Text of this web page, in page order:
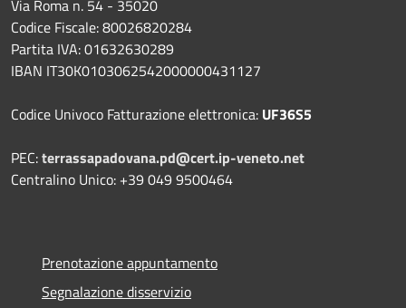
Via Roma n. 54 - 35020
Codice Fiscale: 80026820284
Partita IVA: 01632630289
IBAN IT30K0103062542000000431127
Codice Univoco Fatturazione elettronica: UF36S5
PEC:terrassapadovana.pd@cert.ip-veneto.net
Centralino Unico: +39 049 9500464
Prenotazione appuntamento
Segnalazione disservizio